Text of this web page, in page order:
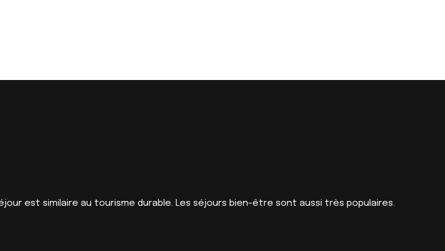
est similaire au tourisme durable. Les séjours bien-être sont aussi très populaires.